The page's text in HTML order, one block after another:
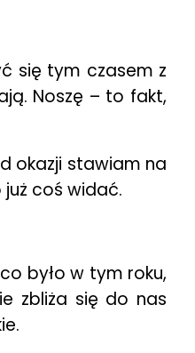
się tym czasem z
Noszę – to fakt,
okazji stawiam na
coś widać.
było w tym roku,
zbliża się do nas